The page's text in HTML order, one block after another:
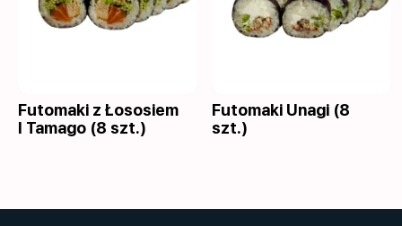
Futomaki z Łososiem
I Tamago (8 szt.)
Futomaki Unagi (8
szt.)